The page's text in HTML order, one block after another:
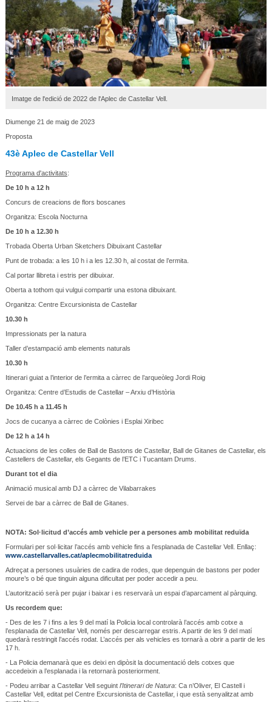
Imatge de l'edició de 2022 de l'Aplec de Castellar Vell.
Diumenge 21 de maig de 2023
Proposta
43è Aplec de Castellar Vell
Programa d'activitats:
De 10 h a 12 h
Concurs de creacions de flors boscanes
Organitza: Escola Nocturna
De 10 h a 12.30 h
Trobada Oberta Urban Sketchers Dibuixant Castellar
Punt de trobada: a les 10 h i a les 12.30 h, al costat de l’ermita.
Cal portar llibreta i estris per dibuixar.
Oberta a tothom qui vulgui compartir una estona dibuixant.
Organitza: Centre Excursionista de Castellar
10.30 h
Impressionats per la natura
Taller d’estampació amb elements naturals
10.30 h
Itinerari guiat a l’interior de l’ermita a càrrec de l’arqueòleg Jordi Roig
Organitza: Centre d’Estudis de Castellar – Arxiu d’Història
De 10.45 h a 11.45 h
Jocs de cucanya a càrrec de Colònies i Esplai Xiribec
De 12 h a 14 h
Actuacions de les colles de Ball de Bastons de Castellar, Ball de Gitanes de Castellar, els
Castellers de Castellar, els Gegants de l’ETC i Tucantam Drums.
Durant tot el dia
Animació musical amb DJ a càrrec de Vilabarrakes
Servei de bar a càrrec de Ball de Gitanes.
NOTA: Sol·licitud d’accés amb vehicle per a persones amb mobilitat reduïda
Formulari per sol·licitar l’accés amb vehicle fins a l’esplanada de Castellar Vell. Enllaç:
www.castellarvalles.cat/aplecmobilitatreduida
Adreçat a persones usuàries de cadira de rodes, que depenguin de bastons per poder
moure’s o bé que tinguin alguna dificultat per poder accedir a peu.
L’autorització serà per pujar i baixar i es reservarà un espai d’aparcament al pàrquing.
Us recordem que:
- Des de les 7 i fins a les 9 del matí la Policia local controlarà l’accés amb cotxe a
l’esplanada de Castellar Vell, només per descarregar estris. A partir de les 9 del matí
quedarà restringit l’accés rodat. L’accés per als vehicles es tornarà a obrir a partir de les
17 h.
- La Policia demanarà que es deixi en dipòsit la documentació dels cotxes que
accedeixin a l’esplanada i la retornarà posteriorment.
- Podeu arribar a Castellar Vell seguint l’Itinerari de Natura: Ca n’Oliver, El Castell i
Castellar Vell, editat pel Centre Excursionista de Castellar, i que està senyalitzat amb